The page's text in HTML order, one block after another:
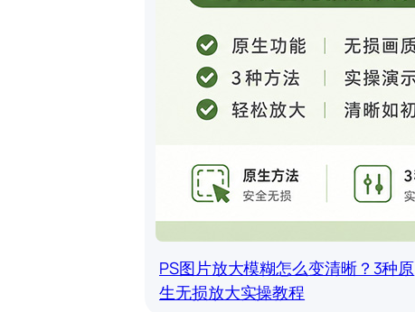
PS图片放大模糊怎么变清晰？3种原
生无损放大实操教程